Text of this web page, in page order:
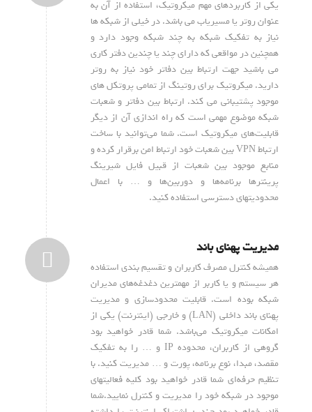
یکی از کاربردهای مهم میکروتیک، استفاده از آن به
عنوان روتر یا مسیریاب می باشد. در خیلی از شبکه ها
نیاز به تفکیک شبکه به چند شبکه وجود دارد و
همچنین در مواقعی که دارای چند یا چندین دفتر کاری
می باشید جهت ارتباط بین دفاتر خود نیاز به روتر
دارید. میکروتیک برای روتینگ از تمامی پروتکل های
موجود پشتیبانی می کند. ارتباط بین دفاتر و شعبات
شبکه موضوع مهمی است که راه اندازی آن از دیگر
قابلیت‌های میکروتیک است. شما می‌توانید با ساخت
ارتباط VPN بین شعبات خود ارتباط امن برقرار کرده و
منابع موجود بین شعبات از قبیل فایل شیرینگ
پرینترها برنامه‌ها و دوربین‌ها و … با اعمال
محدودیتهای دسترسی استفاده کنید.
مدیریت پهنای باند
همیشه کنترل مصرف کاربران و تقسیم بندی استفاده
هر سیستم و یا کاربر از مهمترین دغدغه‌های مدیران
شبکه بوده است. قابلیت محدود‌سازی و مدیریت
پهنای باند داخلی (LAN) و خارجی (اینترنت) یکی از
امکانات میکروتیک می‌باشد. شما قادر خواهید بود
گروهی از کاربران، محدوده IP و … را به تفکیک
مقصد، مبدا، نوع برنامه، پورت و … مدیریت کنید. با
تنظیم حرفه‌ای شما قادر خواهید بود کلیه فعالیتهای
موجود در شبکه خود را مدیریت و کنترل نمایید.شما